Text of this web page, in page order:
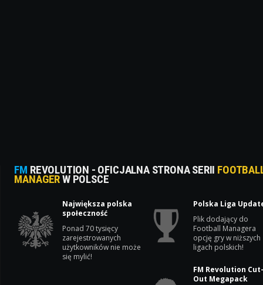
FM REVOLUTION - OFICJALNA STRONA SERII
MANAGERW POLSCE
Największa polska
społeczność
Ponad 70 tysięcy
zarejestrowanych
użytkowników nie może
się mylić!
Polska Liga
Plik dodający do
Football Managera
opcję gry w niższych
ligach polskich!
FM Revolution
Out Megapack